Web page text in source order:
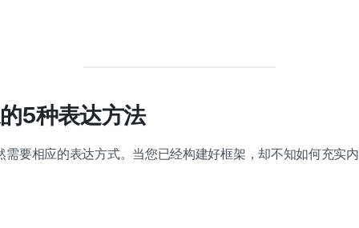
5种表达方法
需要相应的表达方式。当您已经构建好框架，却不知如何充实